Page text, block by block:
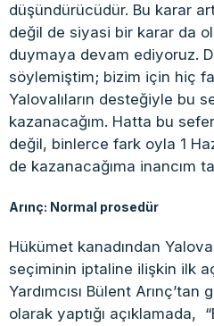
düşündürücüdür. Bu karar
değil de siyasi bir karar da
duymaya devam ediyoruz.
söylemiştim; bizim için hiç
Yalovalıların desteğiyle bu
kazanacağım. Hatta bu
değil, binlerce fark oyla 1
de kazanacağıma inancım
Arınç: Normal prosedür
Hükümet kanadından
seçiminin iptaline ilişkin ilk
Yardımcısı Bülent
olarak yaptığı açıklamada,